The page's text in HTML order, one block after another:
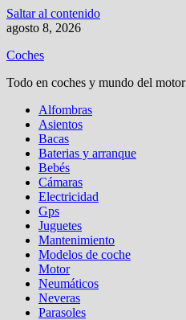
Saltar al contenido
agosto 8, 2026
Coches
Todo en coches y mundo del motor
Alfombras
Asientos
Bacas
Baterias y arranque
Bebés
Cámaras
Electricidad
Gps
Juguetes
Mantenimiento
Modelos de coche
Motor
Neumáticos
Neveras
Parasoles